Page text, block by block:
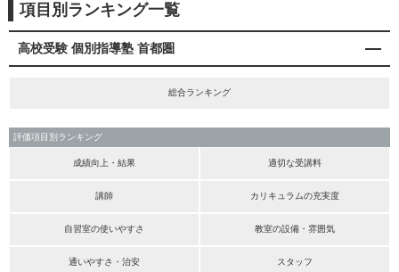
項目別ランキング一覧
高校受験 個別指導塾 首都圏
総合ランキング
評価項目別ランキング
成績向上・結果 適切な受講料
講師 カリキュラムの充実度
自習室の使いやすさ 教室の設備・雰囲気
通いやすさ・治安 スタッフ